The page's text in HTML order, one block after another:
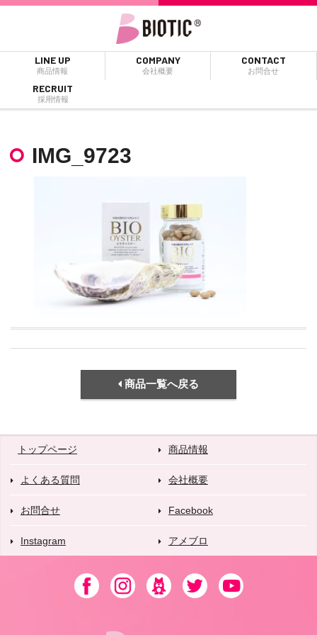
LINE UP
商品情報
COMPANY
会社概要
CONTACT
お問合せ
RECRUIT
採用情報
IMG_9723
商品一覧へ戻る
トップページ 商品情報
よくある質問 会社概要
お問合せ Facebook
Instagram アメブロ